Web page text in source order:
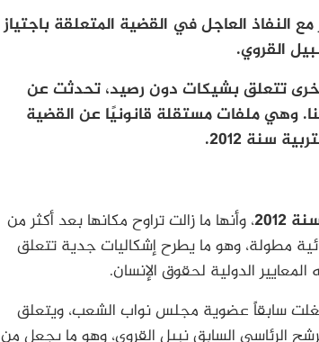
العاجل في القضية المتعلقة باجتياز
تتعلق بشيكات دون رصيد، تحدثت عن
في حقه بلغت 120 سنة سجنا. وهي ملفات مستقلة قانونيًا عن القضية
سنة 2012.
، وأنها ما زالت تراوح مكانها بعد أكثر من
مطولة، وهو ما يطرح إشكاليات جدية تتعلق
الدولية لحقوق الإنسان.
سابقاً عضوية مجلس نواب الشعب، ويتعلق
الرئاسي السابق نبيل القروي، وهو ما يجعل من